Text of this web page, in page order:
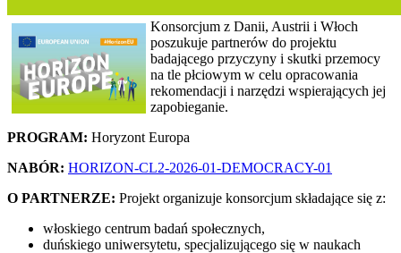
Konsorcjum z Danii, Austrii i Włoch
poszukuje partnerów do projektu
badającego przyczyny i skutki przemocy
na tle płciowym w celu opracowania
rekomendacji i narzędzi wspierających jej
zapobieganie.
PROGRAM: Horyzont Europa
NABÓR: HORIZON-CL2-2026-01-DEMOCRACY-01
O PARTNERZE: Projekt organizuje konsorcjum składające się z:
włoskiego centrum badań społecznych,
duńskiego uniwersytetu, specjalizującego się w naukach